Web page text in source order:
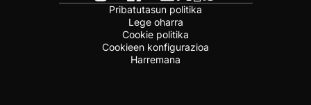
Pribatutasun politika
Lege oharra
Cookie politika
Cookieen konfigurazioa
Harremana